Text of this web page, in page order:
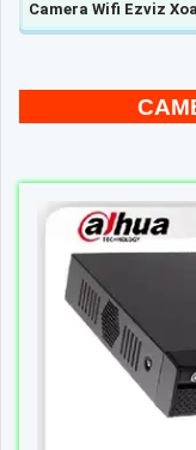
Camera Wifi Ezviz